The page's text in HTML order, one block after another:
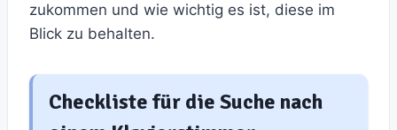
zukommen und wie wichtig es ist, diese im
Blick zu behalten.
Checkliste für die Suche nach